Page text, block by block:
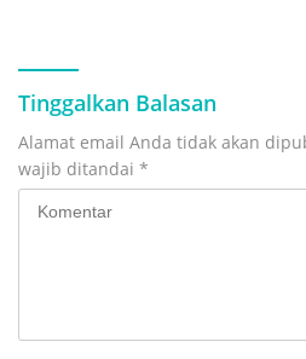
Tinggalkan Balasan
Alamat email Anda tidak akan
wajib ditandai *